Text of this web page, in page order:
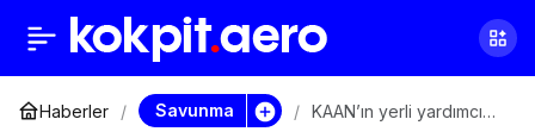
Haberler Savunma
KAAN’ın yerli yardımcı
ABD’den Ankara’yı
kızdıracak F-35 çıkışı
Paylaş